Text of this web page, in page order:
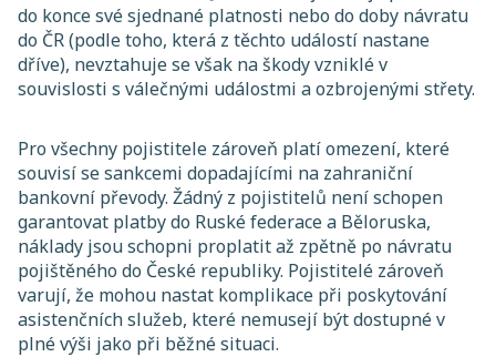
do konce své sjednané platnosti nebo do doby návratu
do ČR (podle toho, která z těchto událostí nastane
dříve), nevztahuje se však na škody vzniklé v
souvislosti s válečnými událostmi a ozbrojenými střety.
Pro všechny pojistitele zároveň platí omezení, které
souvisí se sankcemi dopadajícími na zahraniční
bankovní převody. Žádný z pojistitelů není schopen
garantovat platby do Ruské federace a Běloruska,
náklady jsou schopni proplatit až zpětně po návratu
pojištěného do České republiky. Pojistitelé zároveň
varují, že mohou nastat komplikace při poskytování
asistenčních služeb, které nemusejí být dostupné v
plné výši jako při běžné situaci.